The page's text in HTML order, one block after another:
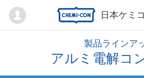
日本ケミ
Mypage
製品ラインア
アルミ電解コ